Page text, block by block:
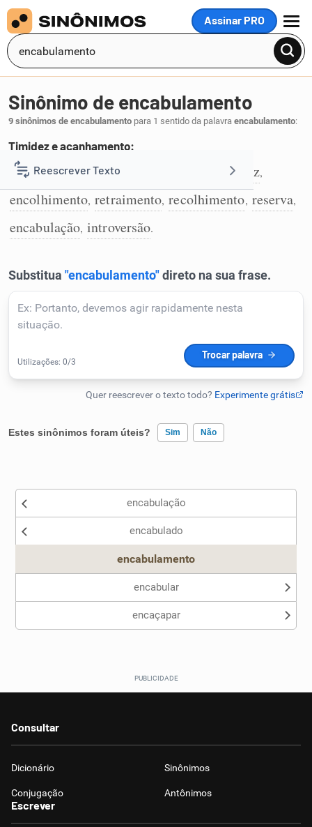
Assinar PRO
MENU
Reescrever Texto
Resumir Texto
Detector de IA
Humanizador de IA
Sinônimos
Sinônimo de encabulamento
9 sinônimos de encabulamento para 1 sentido da palavra encabulamento:
Timidez e acanhamento:
1 constrangimento timidez,
encolhimento, retraimento, recolhimento, reserva,
encabulação, introversão.
Estes sinônimos foram úteis? Sim Não
Nenhum dos sinônimos apresentados me ajudou
encabulação
encabulado
encabulamento
encabular
encaçapar
Consultar
Dicionário Sinônimos
Conjugação Antônimos
Escrever